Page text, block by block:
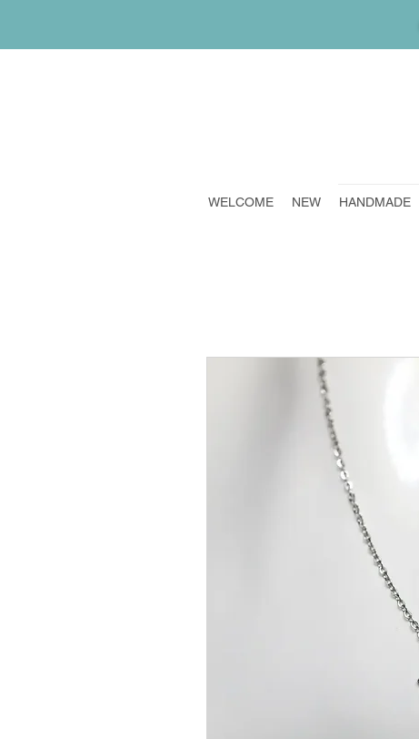
WELCOME NEW HANDMADE